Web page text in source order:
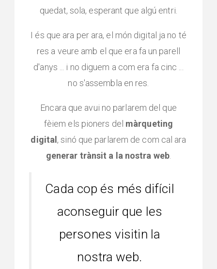
quedat, sola, esperant que algú entri.
I és que ara per ara, el món digital ja no té
res a veure amb el que era fa un parell
d'anys ... i no diguem a com era fa cinc ...
no s'assembla en res.
Encara que avui no parlarem del que
fèiem els pioners del màrqueting
digital, sinó que parlarem de com cal ara
generar trànsit a la nostra web
Cada cop és més difícil
aconseguir que les
persones visitin la
nostra web.